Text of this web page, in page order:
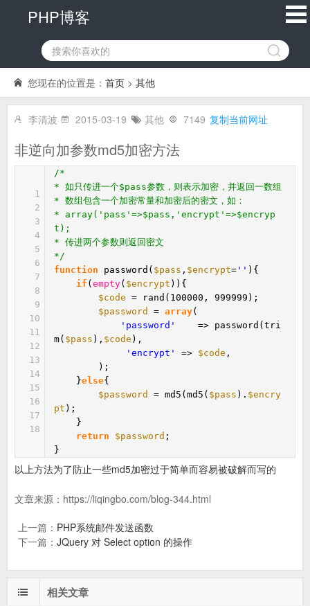
PHP博客
您现在的位置是： 首页 > 其他
李清波 2015-03-19 其他 7149 复制当前网址
非逆向加参数md5加密方法
1
2
3
4
5
6
7
8
9
10
11
12
13
14
15
16
17
18
/*
* 如只传进一个$pass参数，则表示加密，并返回一数组
* 数组包含一个加密常量和加密后的密文，如：
* array('pass'=>$pass,'encrypt'=>$encryp
t);
* 传进两个参数则返回密文
*/
function
password( $pass , $encrypt= '' ){
if ( empty( $encrypt )){
$code = rand(100000, 999999);
$password
= array(
'password'
=> password(tri
m( $pass ), $code ),
'encrypt'
=> $code ,
);
}else{
$password
= md5(md5( $pass ). $encry
pt );
}
return
$password ;
}
以上方法为了防止一些md5加密过于简单而容易被破解而写的
文章来源： https://liqingbo.com/blog-344.html
上一篇： PHP系统邮件发送函数
下一篇： JQuery 对 Select option 的操作
相关文章